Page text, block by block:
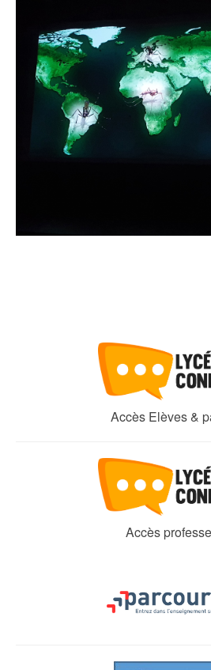
Accès Elèves &
Accès